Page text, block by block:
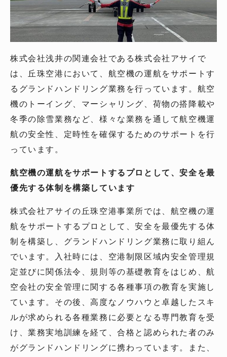
株式会社浅井の関連会社である株式会社アサイで
は、丘珠空港において、航空機の運航をサポートす
るグランドハンドリング業務を行っています。航空
機のトーイング、マーシャリング、荷物の搭降載や
冬季の除雪業務など、様々な業務を通して航空機運
航の安全性、定時性を確保するためのサポートを行
っています。
航空機の運航をサポートするプロとして、安全を最
優先する体制を構築しています
株式会社アサイの丘珠空港事業所では、航空機の運
航をサポートするプロとして、安全を最優先する体
制を構築し、グランドハンドリング業務に取り組ん
でいます。入社時には、空港制限区域内安全管理規
定並びに関係法令、規則等の基礎教育をはじめ、航
空会社の安全管理に関する各種事項の教育を実施し
ています。その後、高度なノウハウと卓越したスキ
ルが求められる各種業務に必要となる専門教育を受
け、業務実地訓練を経て、合格と認められた者のみ
がグランドハンドリングに携わっています。また、